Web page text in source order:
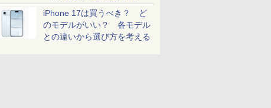
iPhone 17は買うべき？ ど
のモデルがいい？ 各モデル
との違いから選び方を考える